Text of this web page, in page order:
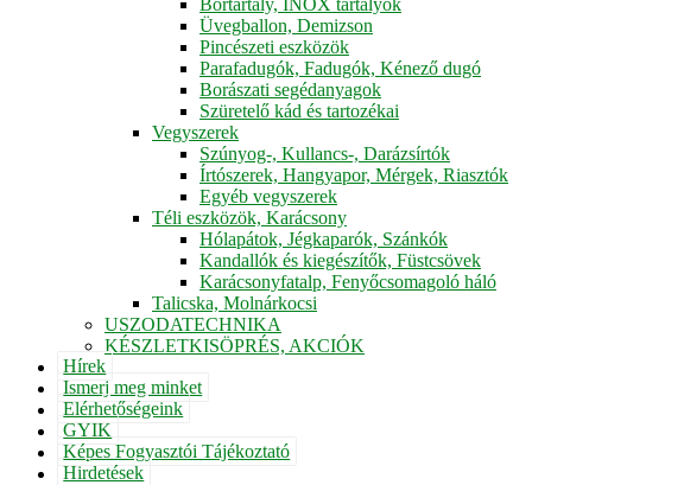
Üvegballon, Demizson
Pincészeti eszközök
Parafadugók, Fadugók, Kénező dugó
Borászati segédanyagok
Szüretelő kád és tartozékai
Vegyszerek
Szúnyog-, Kullancs-, Darázsírtók
Írtószerek, Hangyapor, Mérgek, Riasztók
Egyéb vegyszerek
Téli eszközök, Karácsony
Hólapátok, Jégkaparók, Szánkók
Kandallók és kiegészítők, Füstcsövek
Karácsonyfatalp, Fenyőcsomagoló háló
Talicska, Molnárkocsi
USZODATECHNIKA
KÉSZLETKISÖPRÉS, AKCIÓK
Hírek
Ismerj meg minket
Elérhetőségeink
GYIK
Képes Fogyasztói Tájékoztató
Hirdetések